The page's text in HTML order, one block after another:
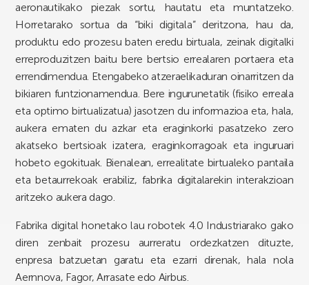
aeronautikako piezak sortu, hautatu eta muntatzeko.
Horretarako sortua da “biki digitala” deritzona, hau da,
produktu edo prozesu baten eredu birtuala, zeinak digitalki
erreproduzitzen baitu bere bertsio errealaren portaera eta
errendimendua. Etengabeko atzeraelikaduran oinarritzen da
bikiaren funtzionamendua. Bere ingurunetatik (fisiko erreala
eta optimo birtualizatua) jasotzen du informazioa eta, hala,
aukera ematen du azkar eta eraginkorki pasatzeko zero
akatseko bertsioak izatera, eraginkorragoak eta inguruari
hobeto egokituak. Bienalean, errealitate birtualeko pantaila
eta betaurrekoak erabiliz, fabrika digitalarekin interakzioan
aritzeko aukera dago.
Fabrika digital honetako lau robotek 4.0 Industriarako gako
diren zenbait prozesu aurreratu ordezkatzen dituzte,
enpresa batzuetan garatu eta ezarri direnak, hala nola
Aernnova, Fagor, Arrasate edo Airbus.